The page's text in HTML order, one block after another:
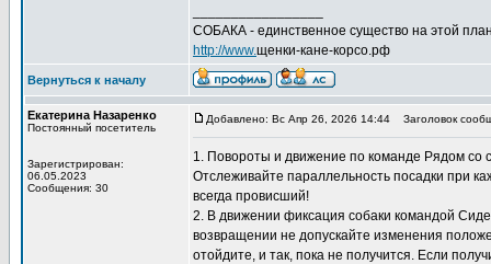
СОБАКА - единственное существо на этой
http://www.щенки-кане-корсо.рф
Вернуться к началу
Екатерина Назаренко
Постоянный посетитель
Зарегистрирован:
06.05.2023
Сообщения: 30
Добавлено: Вс Апр 26, 2026 14:44 Заголовок
1. Повороты и движение по команде Рядом со
Отслеживайте параллельность посадки при
всегда провисший!
2. В движении фиксация собаки командой
возвращении не допускайте изменения
отойдите, и так, пока не получится. Если